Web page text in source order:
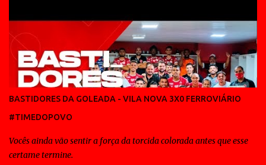
BASTIDORES DA GOLEADA - VILA NOVA 3X0 FERROVIÁRIO
#TIMEDOPOVO
Vocês ainda vão sentir a força da torcida colorada antes que esse
certame termine.